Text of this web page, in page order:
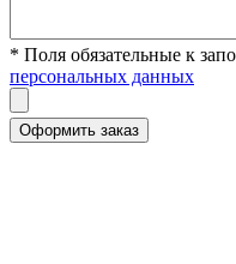
* Поля обязательные к
персональных данных